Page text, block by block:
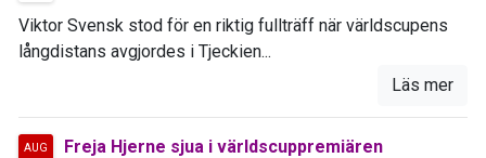
Viktor Svensk stod för en riktig fullträff när världscupens
långdistans avgjordes i Tjeckien...
Läs mer
AUG Freja Hjerne sjua i världscuppremiären